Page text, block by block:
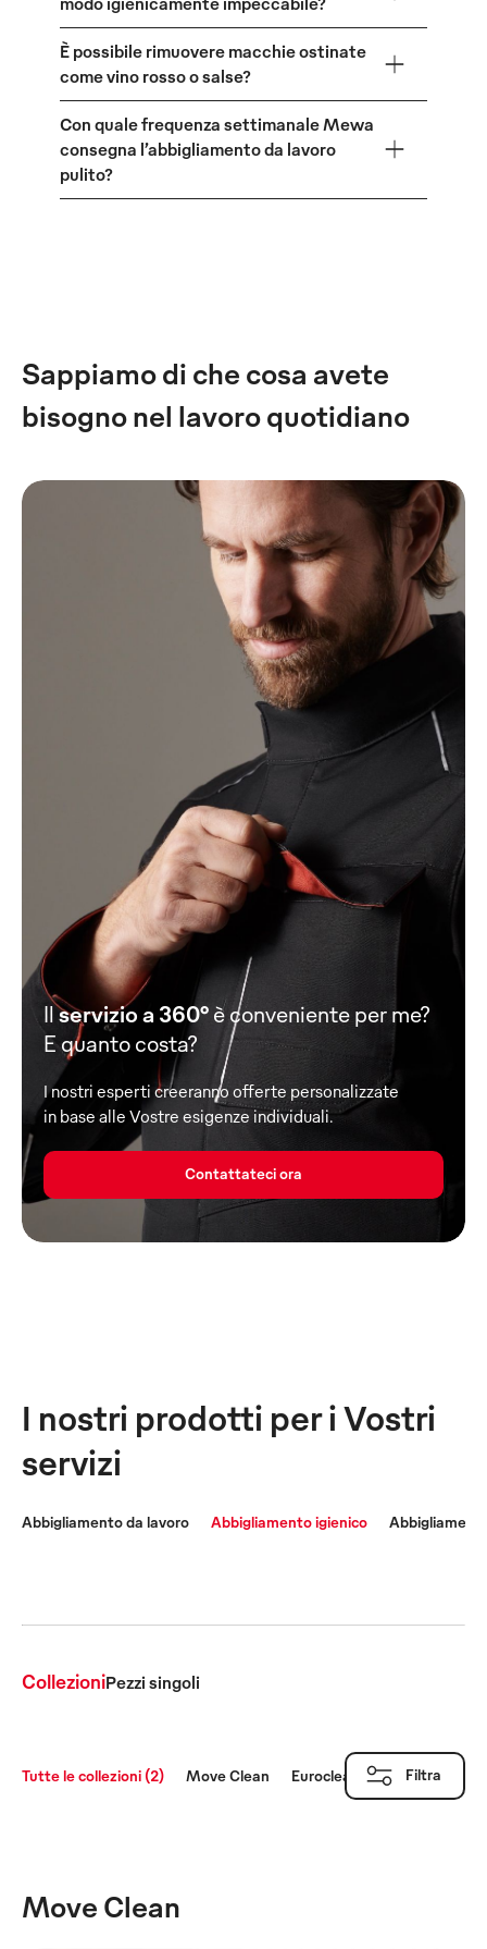
È possibile rimuovere macchie ostinate
come vino rosso o salse?
Con quale frequenza settimanale Mewa
consegna l’abbigliamento da lavoro
pulito?
Sappiamo di che cosa avete
bisogno nel lavoro quotidiano
Ilservizio a 360°è conveniente per me?
E quanto costa?
I nostri esperti creeranno offerte personalizzate
in base alle Vostre esigenze individuali.
Contattateci ora
I nostri prodotti per i Vostri
servizi
Abbigliamento da lavoro Abbigliamento igienico
CollezioniPezzi singoli
Tutte le collezioni (2) Move Clean Euroclean Filtra
Move Clean